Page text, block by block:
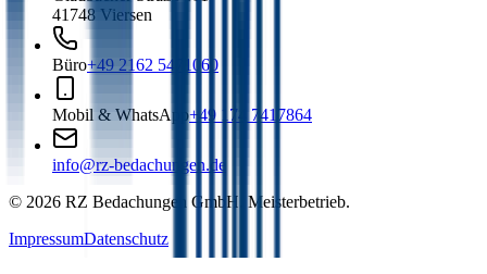
41748 Viersen
Büro+49 2162 5471060
Mobil & WhatsApp+49 174 7417864
info@rz-bedachungen.de
© 2026 RZ Bedachungen GmbH. Meisterbetrieb.
ImpressumDatenschutz